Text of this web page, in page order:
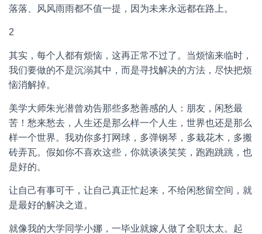
落落、风风雨雨都不值一提，因为未来永远都在路上。
2
其实，每个人都有烦恼，这再正常不过了。当烦恼来临时，
我们要做的不是沉溺其中，而是寻找解决的方法，尽快把烦
恼消解掉。
美学大师朱光潜曾劝告那些多愁善感的人：朋友，闲愁最
苦！愁来愁去，人生还是那么样一个人生，世界也还是那么
样一个世界。我劝你多打网球，多弹钢琴，多栽花木，多搬
砖弄瓦。假如你不喜欢这些，你就谈谈笑笑，跑跑跳跳，也
是好的。
让自己有事可干，让自己真正忙起来，不给闲愁留空间，就
是最好的解决之道。
就像我的大学同学小娜，一毕业就嫁人做了全职太太。起